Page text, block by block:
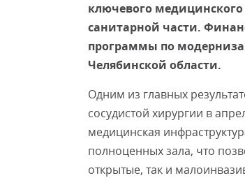
ключевого
санитарной части.
программы по
Челябинской области.
Одним из главных
сосудистой хирургии в
медицинская
полноценных зала, что
открытые, так и